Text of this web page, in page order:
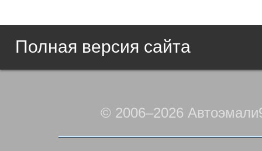
Полная версия сайта
© 2006–2026